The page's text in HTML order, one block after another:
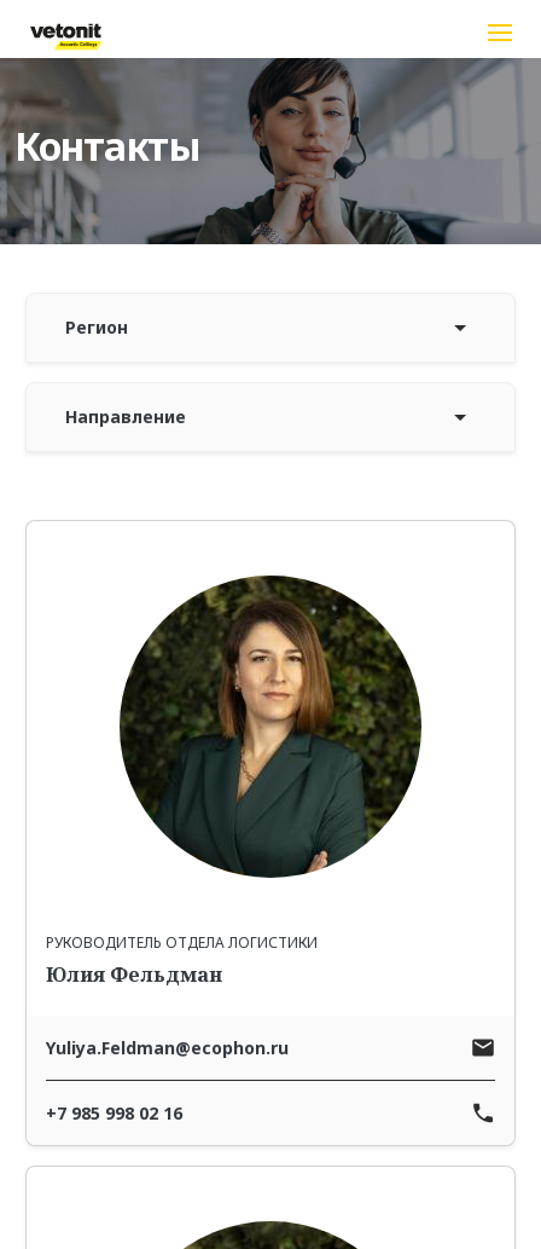
Контакты
РУКОВОДИТЕЛЬ ОТДЕЛА ЛОГИСТИКИ
Юлия Фельдман
Yuliya.Feldman@ecophon.ru
+7 985 998 02 16